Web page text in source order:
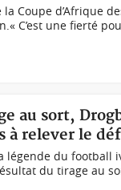
Coupe d’Afrique
C’est une fierté
au sort,
à relever le
légende du football
du tirage au